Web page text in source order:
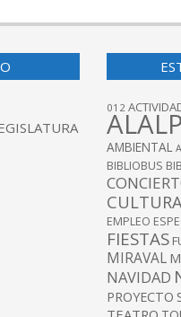
012
AMBIENTAL
BIBLIOBUS
EMPLEO
FIESTAS
MIRAVAL
NAVIDAD
PROYECTO